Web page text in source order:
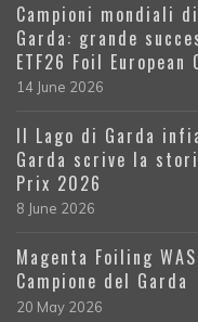
Campioni mondiali
Garda: grande
ETF26 Foil European
14 June 2026
Il Lago di Garda
Garda scrive la
Prix 2026
8 June 2026
Magenta Foiling
Campione del Garda
20 May 2026